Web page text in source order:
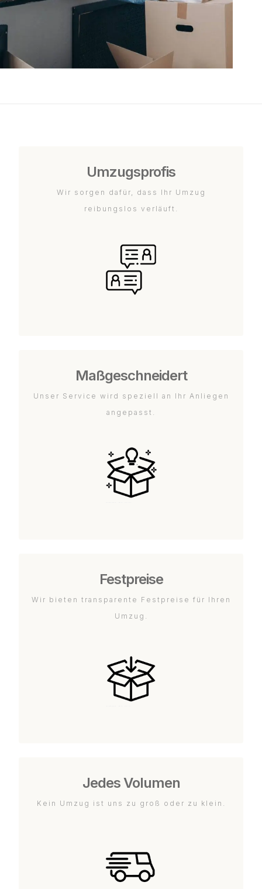
Umzugsprofis
Wir sorgen dafür, dass Ihr Umzug
reibungslos verläuft.
Maßgeschneidert
Unser Service wird speziell an Ihr Anliegen
angepasst.
Festpreise
Wir bieten transparente Festpreise für Ihren
Umzug.
Jedes Volumen
Kein Umzug ist uns zu groß oder zu klein.